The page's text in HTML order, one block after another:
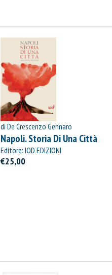
di De Crescenzo Gennaro
Napoli. Storia Di Una Città
Editore: IOD EDIZIONI
€25,00